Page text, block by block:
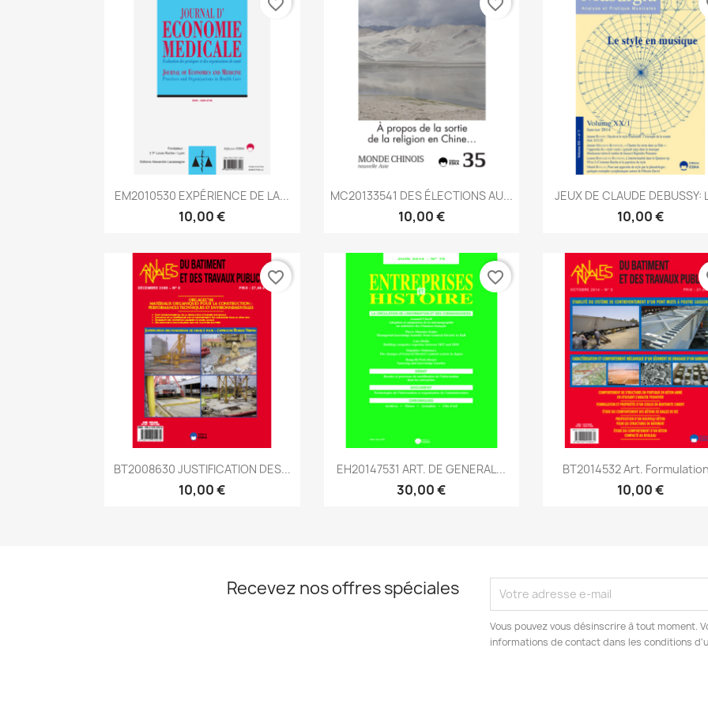
Aperçu rapide
EM2010530 EXPÉRIENCE DE LA...
10,00 €
favorite_border
Aperçu rapide
MC20133541 DES ÉLECTIONS AU...
10,00 €
favorite_border
Aperçu rapide
JEUX DE CLAUDE DEBUSSY:
10,00 €
Aperçu rapide
BT2008630 JUSTIFICATION DES...
10,00 €
favorite_border
Aperçu rapide
EH20147531 ART. DE GENERAL...
30,00 €
favorite_border
Aperçu rapide
BT2014532 Art.
10,00 €
Recevez nos offres spéciales
Vous pouvez vous désinscrire à tout moment.
informations de contact dans les conditions